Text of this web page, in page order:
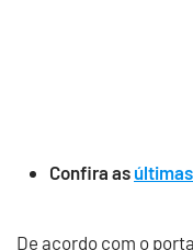
Confira as
De acordo com o